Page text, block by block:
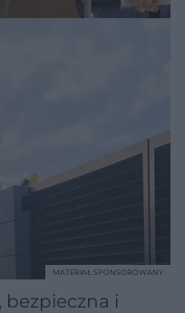
bezpieczna i
MATERIAŁ SPONSOROWANY